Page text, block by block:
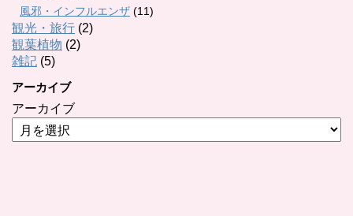
風邪・インフルエンザ (11)
観光・旅行 (2)
観葉植物 (2)
雑記 (5)
アーカイブ
アーカイブ